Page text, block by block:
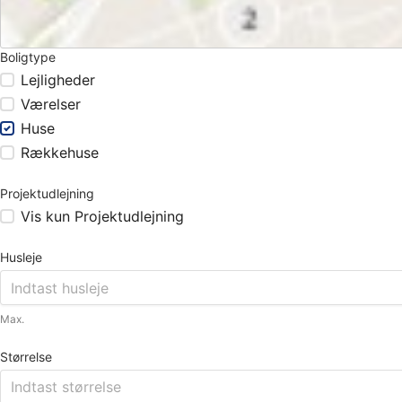
Boligtype
Lejligheder
Værelser
Huse
Rækkehuse
Projektudlejning
Vis kun Projektudlejning
Husleje
Max.
Størrelse